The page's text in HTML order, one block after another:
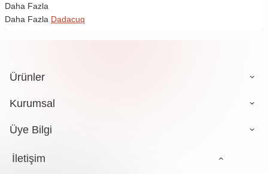
Daha Fazla
Daha Fazla Dadacuq
Ürünler
Kurumsal
Üye Bilgi
İletişim